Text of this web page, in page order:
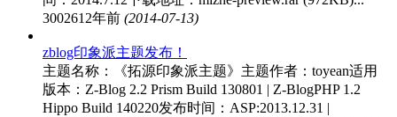
3002612年前 (2014-07-13)
zblog印象派主题发布！
主题名称：《拓源印象派主题》主题作者：toyean适用
版本：Z-Blog 2.2 Prism Build 130801 | Z-BlogPHP 1.2
Hippo Build 140220发布时间：ASP:2013.12.31 |